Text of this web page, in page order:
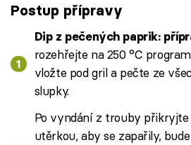
Postup přípravy
Dip z pečených paprik:
rozehřejte na 250 °C
vložte pod gril a pečte ze
slupky.
Po vyndání z trouby
utěrkou, aby se zapařily,